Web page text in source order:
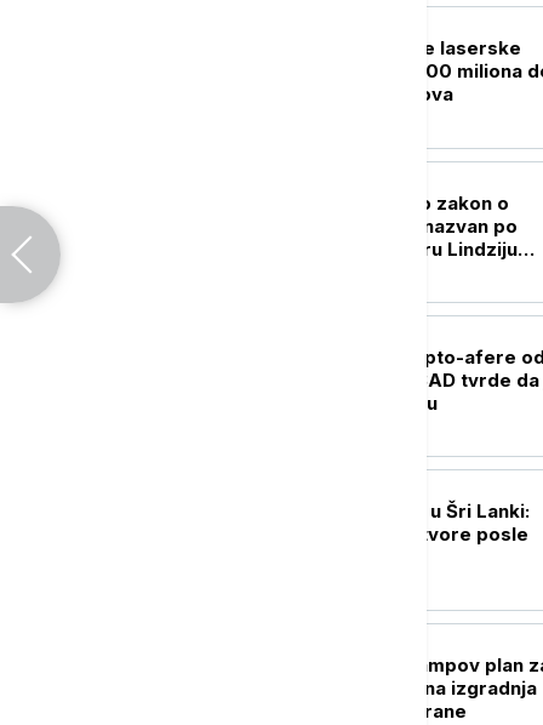
Vojska SAD kupuje laserske
sisteme vredne 400 miliona
za obaranje dronova
Senat SAD usvojio zakon o
sankcijama Rusiji nazvan po
pokojnom senatoru Lindziju
Dubai u centru kripto-afere
milijarde dolara: SAD tvrde da
novac išao ka Iranu
Buna iza rešetaka u Šri Lanki:
Vojska upala u zatvore posle
Sud zaustavio Trampov plan
Belu kuću: Blokirana izgradnja
velike balske dvorane